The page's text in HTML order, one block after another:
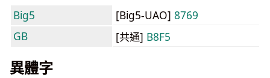
Big5 [Big5-UAO] 8769
GB
[共通] B8F5
異體字